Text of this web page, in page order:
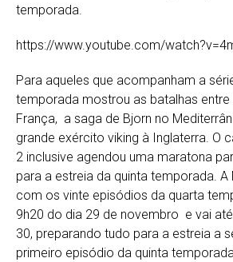
temporada.
https://www.youtube.com/
Para aqueles que acompanham a
temporada mostrou as batalhas entre
França, a saga de Bjorn no
grande exército viking à Inglaterra. O
2 inclusive agendou uma maratona
para a estreia da quinta temporada. A
com os vinte episódios da quarta
9h20 do dia 29 de novembro e vai
30, preparando tudo para a estreia a
primeiro episódio da quinta